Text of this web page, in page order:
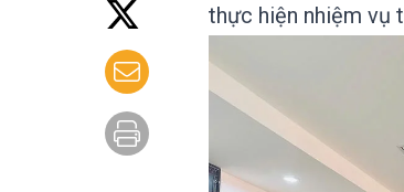
thực hiện nhiệm vụ